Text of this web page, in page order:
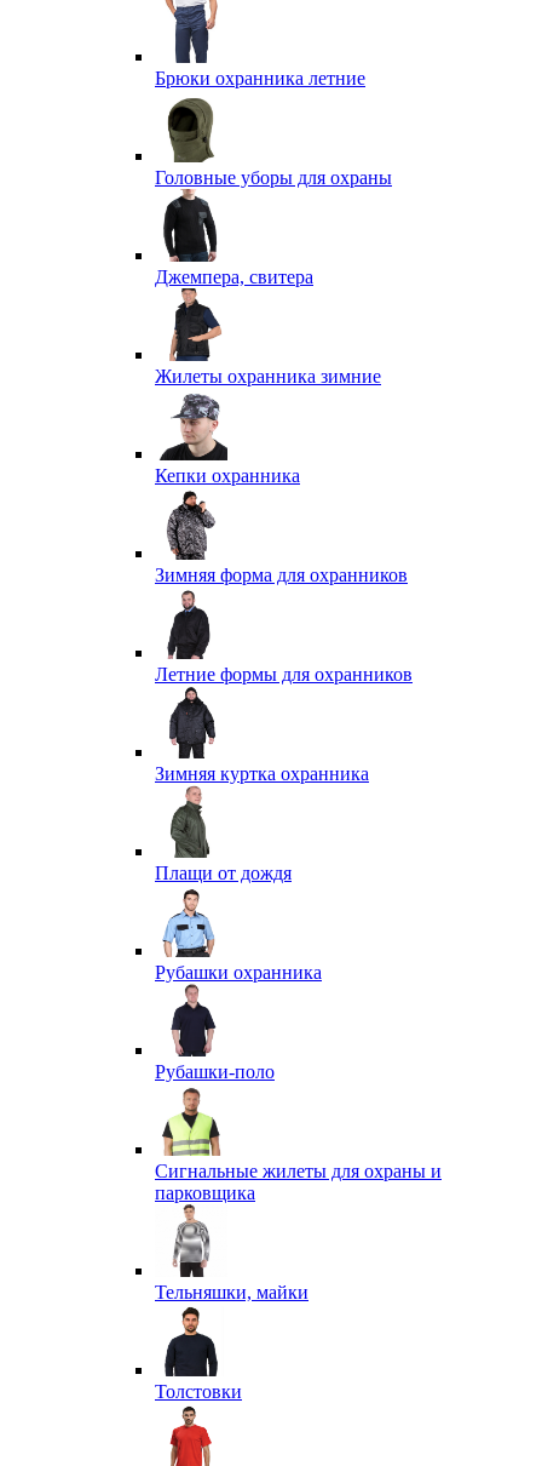
Брюки охранника летние
Головные уборы для охраны
Джемпера, свитера
Жилеты охранника зимние
Кепки охранника
Зимняя форма для охранников
Летние формы для охранников
Зимняя куртка охранника
Плащи от дождя
Рубашки охранника
Рубашки-поло
Сигнальные жилеты для охраны и
парковщика
Тельняшки, майки
Толстовки